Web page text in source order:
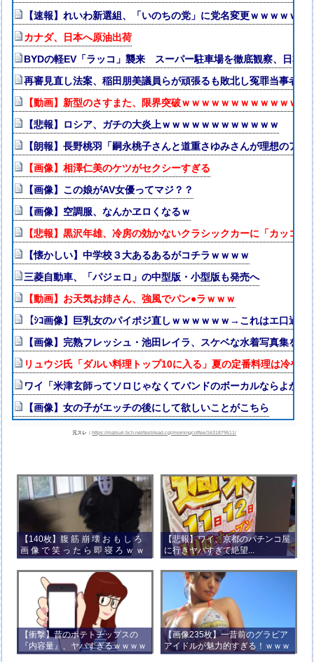
【速報】れいわ新選組、「いのちの党」に党名変更ｗｗｗｗｗｗ
カナダ、日本へ原油出荷
BYDの軽EV「ラッコ」襲来 スーパー駐車場を徹底観察、日本攻
再審見直し法案、稲田朋美議員らが頑張るも敗北し冤罪当事者が
【動画】新型のさすまた、限界突破ｗｗｗｗｗｗｗｗｗｗｗｗｗ
【悲報】ロシア、ガチの大炎上ｗｗｗｗｗｗｗｗｗｗｗｗ
【朗報】長野桃羽「嗣永桃子さんと道重さゆみさんが理想のアイ
【画像】相澤仁美のケツがセクシーすぎる
【画像】この娘がAV女優ってマジ？？
【画像】空調服、なんかヱロくなるｗ
【悲報】黒沢年雄、冷房の効かないクラシックカーに「カッコい
【懐かしい】中学校３大あるあるがコチラｗｗｗｗ
三菱自動車、「パジェロ」の中型版・小型版も発売へ
【動画】お天気お姉さん、強風でパン●ラｗｗｗ
【ｼｺ画像】巨乳女のパイポジ直しｗｗｗｗｗｗ→これはエ口過ぎ
【画像】完熟フレッシュ・池田レイラ、スケベな水着写真集を
リュウジ氏「ダルい料理トップ10に入る」夏の定番料理は冷や
ワイ「米津玄師ってソロじゃなくてバンドのボーカルならよかっ
【画像】女の子がエッチの後にして欲しいことがこちら
元スレ： https://matsuri.5ch.net/test/read.cgi/morningcoffee/1631879511/
【140枚】腹 筋 崩 壊 お も し ろ
画 像 で 笑 っ た ら 即 寝 ろ ｗ ｗ
ｗ ｗ ｗ ｗ ｗ ｗ ｗ ｗ ｗ ｗ
【悲報】ワイ、京都のパチンコ屋
に行きヤバすぎて絶望...
【衝撃】昔のポテトチップスの
『内容量』、ヤバすぎるｗｗｗｗ
ｗｗｗｗ
【画像235枚】一昔前のグラビア
アイドルが魅力的すぎる！ｗｗｗ